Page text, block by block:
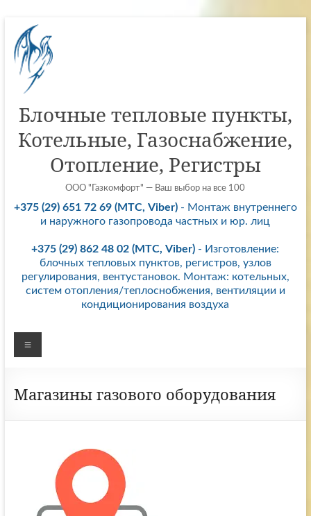
Перейти
содержимому
Блочные тепловые пункты,
Котельные, Газоснабжение,
Отопление, Регистры
ООО "Газкомфорт" — Ваш выбор на все 100
+375 (29) 651 72 69 (МТС, Viber)- Монтаж внутреннего
и наружного газопровода частных и юр. лиц
+375 (29) 862 48 02 (МТС, Viber) - Изготовление:
блочных тепловых пунктов, регистров, узлов
регулирования, вентустановок. Монтаж: котельных,
систем отопления/теплоснобжения, вентиляции и
кондиционирования воздуха
Меню
Магазины газового оборудования